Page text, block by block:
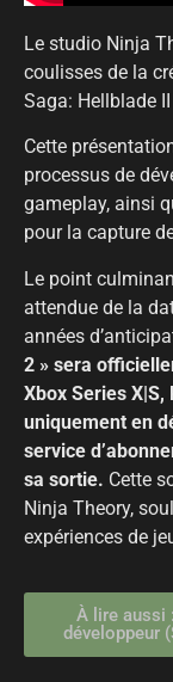
Le studio Ninja
coulisses de la
Saga: Hellblade II
Cette
processus de
gameplay, ainsi
pour la capture
Le point
attendue de la
années
2 » sera
Xbox Series X|S,
uniquement en
service
sa sortie. Cette
Ninja Theory,
expériences de
À lire aussi
développeur